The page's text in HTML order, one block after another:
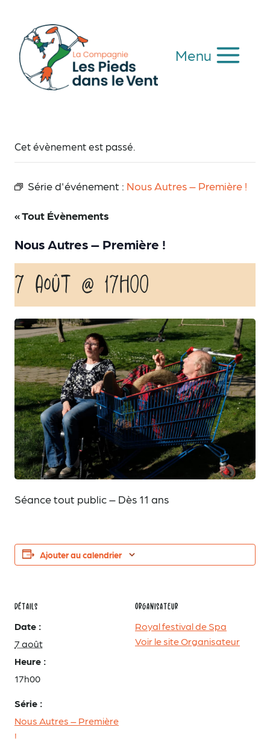
contenu
Menu
Cet évènement est passé.
Série d'événement : Nous Autres – Première !
« Tout Évènements
Nous Autres – Première !
7 août @ 17h00
Séance tout public – Dès 11 ans
Ajouter au calendrier
DÉTAILS
Date :
7 août
Heure :
17h00
Série :
Nous Autres – Première
!
ORGANISATEUR
Royal festival de Spa
Voir le site Organisateur